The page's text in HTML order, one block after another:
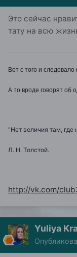
Это сейчас
тату на всю
Вот с того и
А то вроде говорят об
"Нет величия там, где
Л. Н. Толстой.
http://vk.com/
Yuliya